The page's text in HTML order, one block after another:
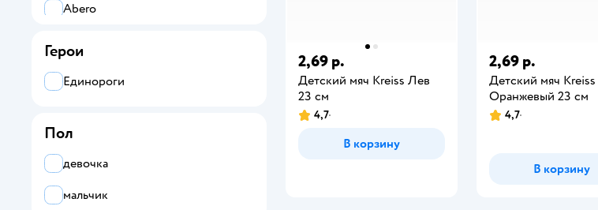
2,69 р.
Детский мяч Kreiss Лев
23 см
4,7
В корзину
2,69 р.
Детский мяч Kreiss
Оранжевый 23 см
4,7
В корзину
Abero
Все
Kreiss
Amoswiz
KiddiePlay
Yofun
Герои
Единороги
Пол
девочка
мальчик